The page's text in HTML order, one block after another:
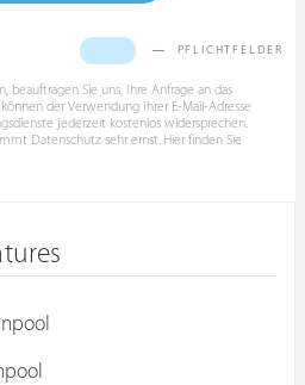
PFLICHTFELDER
beauftragen Sie uns, Ihre Anfrage an das
der Verwendung Ihrer E-Mail-Adresse
jederzeit kostenlos widersprechen.
Datenschutz sehr ernst. Hier finden Sie